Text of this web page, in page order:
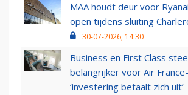
MAA houdt deur voor
open tijdens sluiting
30-07-2026, 14:30
Business en First Class
belangrijker voor Air
‘investering betaalt zich uit’